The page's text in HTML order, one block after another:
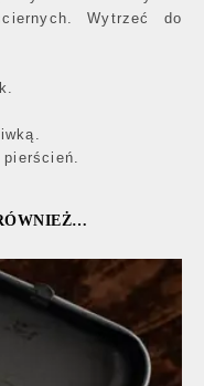
Wytrzeć do